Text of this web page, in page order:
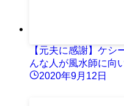
【元夫に感謝】ケ
んな人が風水師に向
2020年9月12日